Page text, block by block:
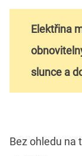
Elektřina
slunce a
Bez ohledu na